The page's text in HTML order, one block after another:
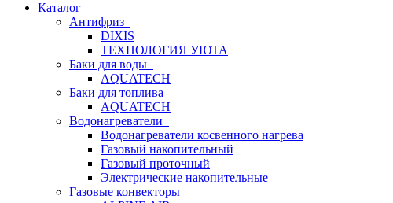
Каталог
Антифриз
DIXIS
ТЕХНОЛОГИЯ УЮТА
Баки для воды
AQUATECH
Баки для топлива
AQUATECH
Водонагреватели
Водонагреватели косвенного нагрева
Газовый накопительный
Газовый проточный
Электрические накопительные
Газовые конвекторы